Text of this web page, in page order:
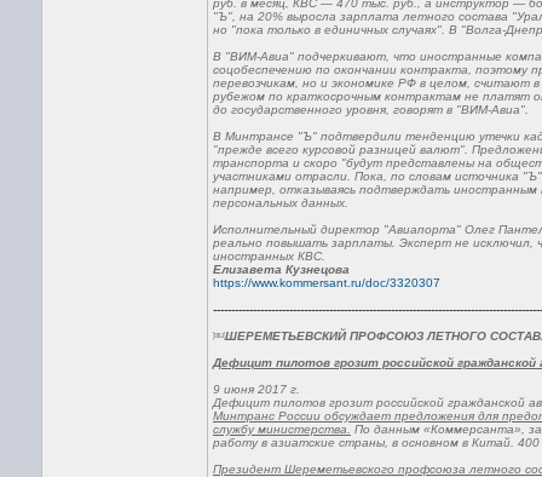
руб. в месяц, КВС — 470 тыс. руб., а инструктор —
"Ъ", на 20% выросла зарплата летного состава
но "пока только в единичных случаях". В "Волга-
В "ВИМ-Авиа" подчеркивают, что иностранные
соцобеспечению по окончании контракта, поэтому
перевозчикам, но и экономике РФ в целом, считают
рубежом по краткосрочным контрактам не платят
до государственного уровня, говорят в "ВИМ-Авиа".
В Минтрансе "Ъ" подтвердили тенденцию утечки
"прежде всего курсовой разницей валют".
транспорта и скоро "будут представлены на
участниками отрасли. Пока, по словам источника
например, отказываясь подтверждать
персональных данных.
Исполнительный директор "Авиапорта" Олег
реально повышать зарплаты. Эксперт не
иностранных КВС.
Елизавета Кузнецова
https://www.kommersant.ru/doc/3320307
￼ШЕРЕМЕТЬЕВСКИЙ ПРОФСОЮЗ ЛЕТНОГО
Дефицит пилотов грозит российской гражданской
9 июня 2017 г.
Дефицит пилотов грозит российской гражданской
Минтранс России обсуждает предложения для
службу министерства.
По данным «Коммерсанта», за
работу в азиатские страны, в основном в Китай.
Президент Шереметьевского профсоюза летного